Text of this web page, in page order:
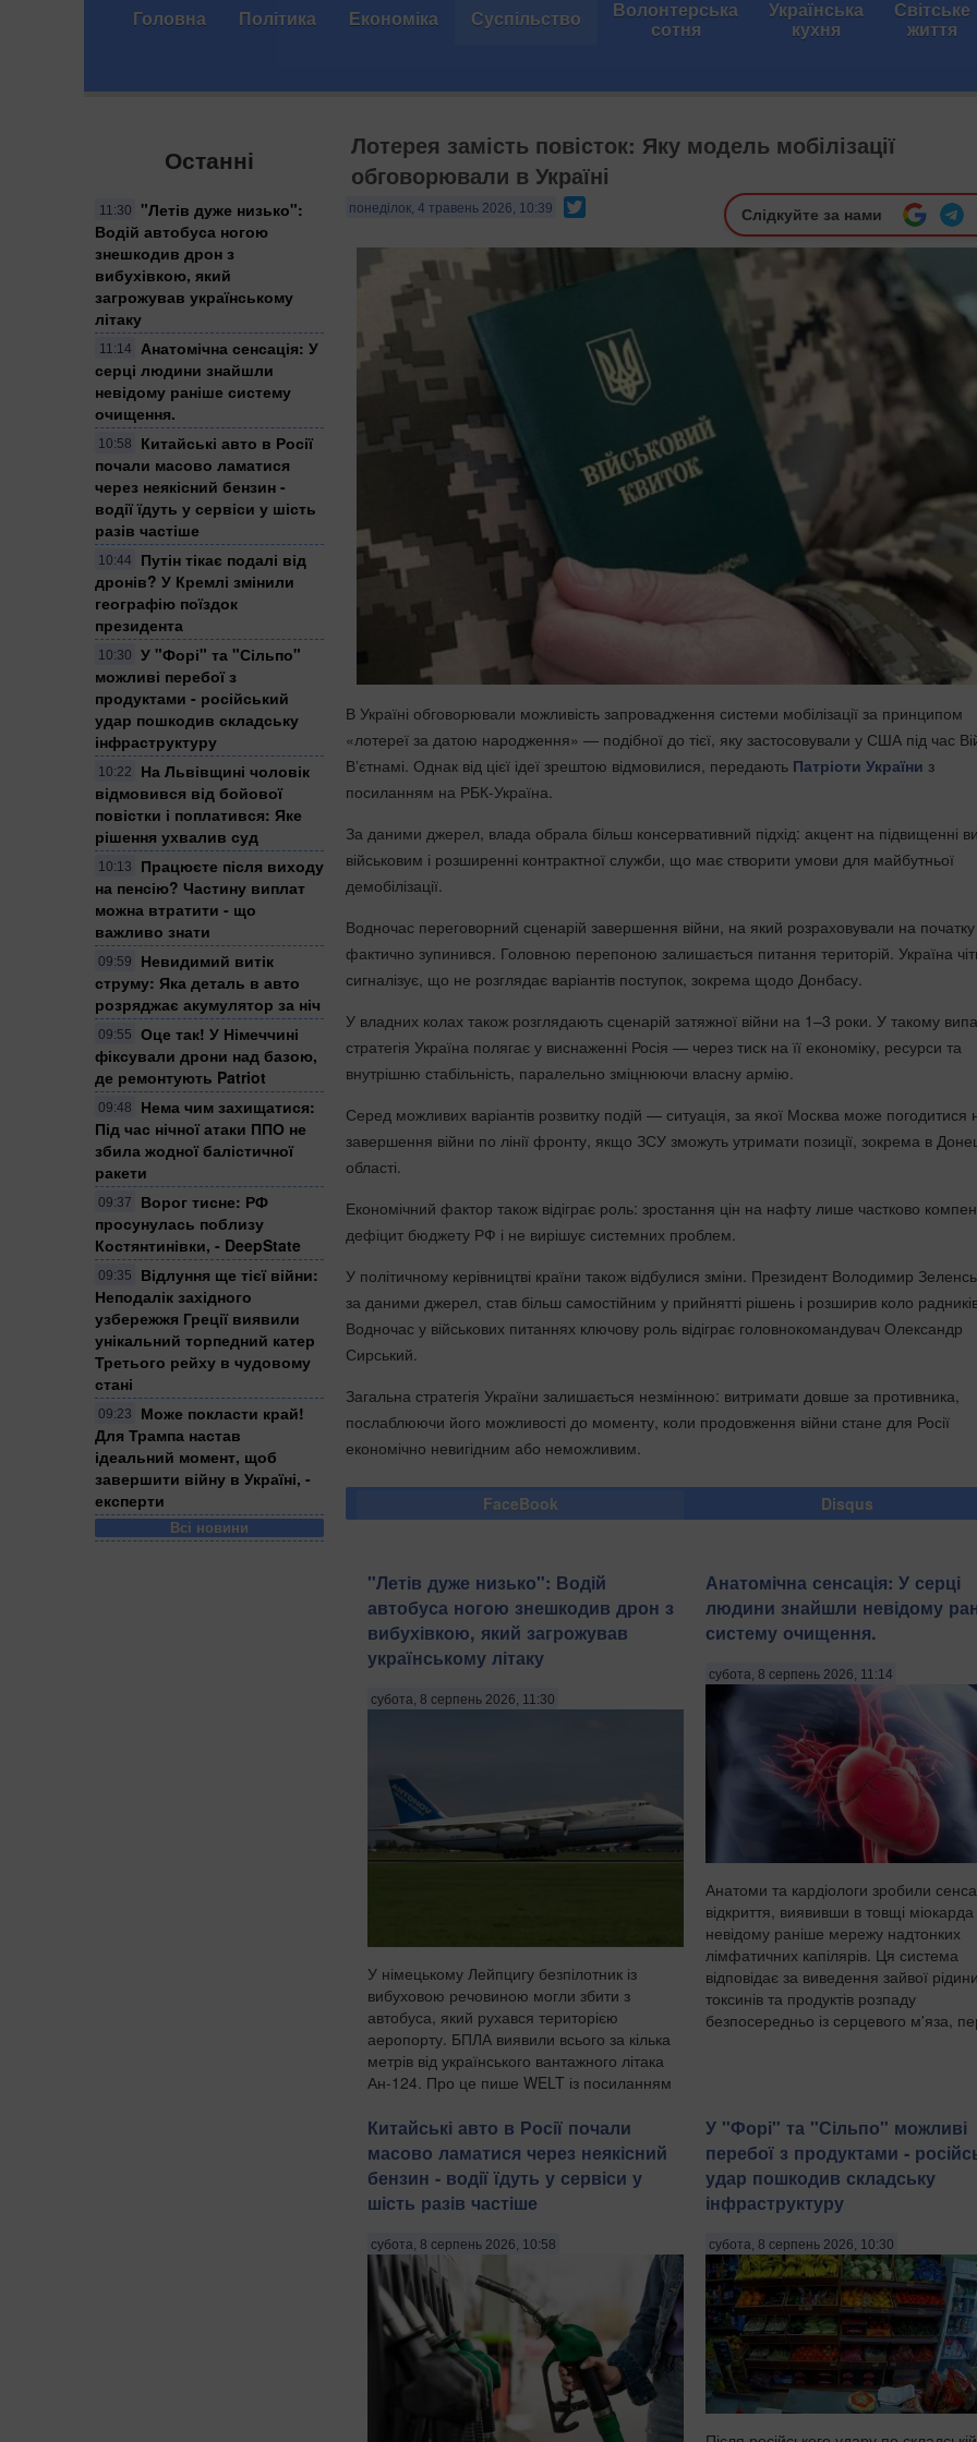
Головна Політика Економіка Суспільство Волонтерська
сотня
Українська
кухня
Світське
життя
Останні
11:30
"Летів дуже низько":
Водій автобуса ногою
знешкодив дрон з
вибухівкою, який
загрожував українському
літаку
11:14
Анатомічна сенсація: У
серці людини знайшли
невідому раніше систему
очищення.
10:58
Китайські авто в Росії
почали масово ламатися
через неякісний бензин -
водії їдуть у сервіси у шість
разів частіше
10:44
Путін тікає подалі від
дронів? У Кремлі змінили
географію поїздок
президента
10:30
У "Форі" та "Сільпо"
можливі перебої з
продуктами - російський
удар пошкодив складську
інфраструктуру
10:22
На Львівщині чоловік
відмовився від бойової
повістки і поплатився: Яке
рішення ухвалив суд
10:13
Працюєте після виходу
на пенсію? Частину виплат
можна втратити - що
важливо знати
09:59
Невидимий витік
струму: Яка деталь в авто
розряджає акумулятор за ніч
09:55
Оце так! У Німеччині
фіксували дрони над базою,
де ремонтують Patriot
09:48
Нема чим захищатися:
Під час нічної атаки ППО не
збила жодної балістичної
ракети
09:37
Ворог тисне: РФ
просунулась поблизу
Костянтинівки, - DeepState
09:35
Відлуння ще тієї війни:
Неподалік західного
узбережжя Греції виявили
унікальний торпедний катер
Третього рейху в чудовому
стані
09:23
Може покласти край!
Для Трампа настав
ідеальний момент, щоб
завершити війну в Україні, -
експерти
Всі новини
Лотерея замість повісток: Яку модель мобілізації
обговорювали в Україні
понеділок, 4 травень 2026, 10:39 Слідкуйте за нами
В Україні обговорювали можливість запровадження системи мобілізації за принципом
«лотереї за датою народження» — подібної до тієї, яку застосовували у США під час
Вʼєтнамі . Однак від цієї ідеї зрештою відмовилися, передають Патріоти України з
посиланням на РБК-Україна.
За даними джерел, влада обрала більш консервативний підхід: акцент на підвищенні
військовим і розширенні контрактної служби, що має створити умови для майбутньої
демобілізації.
Водночас переговорний сценарій завершення війни, на який розраховували на початку
фактично зупинився. Головною перепоною залишається питання територій. Україна
сигналізує, що не розглядає варіантів поступок, зокрема щодо Донбасу.
У владних колах також розглядають сценарій затяжної війни на 1–3 роки. У такому
стратегія Україна полягає у виснаженні Росія — через тиск на її економіку, ресурси та
внутрішню стабільність, паралельно зміцнюючи власну армію.
Серед можливих варіантів розвитку подій — ситуація, за якої Москва може погодитися
завершення війни по лінії фронту, якщо ЗСУ зможуть утримати позиції, зокрема в
області.
Економічний фактор також відіграє роль: зростання цін на нафту лише частково
дефіцит бюджету РФ і не вирішує системних проблем.
У політичному керівництві країни також відбулися зміни. Президент Володимир
за даними джерел, став більш самостійним у прийнятті рішень і розширив коло
Водночас у військових питаннях ключову роль відіграє головнокомандувач Олександр
Сирський
Загальна стратегія України залишається незмінною: витримати довше за противника,
послаблюючи його можливості до моменту, коли продовження війни стане для Росії
економічно невигідним або неможливим.
FaceBook Disqus
"Летів дуже низько": Водій
автобуса ногою знешкодив дрон з
вибухівкою, який загрожував
українському літаку
субота, 8 серпень 2026, 11:30
У німецькому Лейпцигу безпілотник із
вибуховою речовиною могли збити з
автобуса, який рухався територією
аеропорту. БПЛА виявили всього за кілька
метрів від українського вантажного літака
Ан-124. Про це пише WELT із посиланням
Анатомічна сенсація: У серці
людини знайшли невідому
систему очищення.
субота, 8 серпень 2026, 11:14
Анатоми та кардіологи зробили
відкриття, виявивши в товщі міокарда
невідому раніше мережу надтонких
лімфатичних капілярів. Ця система
відповідає за виведення зайвої рідини,
токсинів та продуктів розпаду
безпосередньо із серцевого м'яза,
Китайські авто в Росії почали
масово ламатися через неякісний
бензин - водії їдуть у сервіси у
шість разів частіше
субота, 8 серпень 2026, 10:58
У "Форі" та "Сільпо" можливі
перебої з продуктами -
удар пошкодив складську
інфраструктуру
субота, 8 серпень 2026, 10:30